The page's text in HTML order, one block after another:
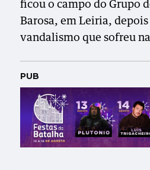
ficou o campo do Grupo
Barosa, em Leiria, depois
vandalismo que sofreu
PUB